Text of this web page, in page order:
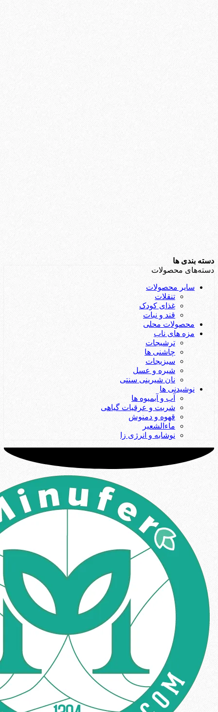
دسته بندی ها
دسته‌های محصولات
سایر محصولات
تنقلات
غذای کودک
قند و نبات
محصولات محلی
مزه های ناب
ترشیجات
چاشنی ها
سبزیجات
شیره و عسل
نان شیرینی سنتی
نوشیدنی ها
آب و آبمیوه ها
شربت و عرقیات گیاهی
قهوه و دمنوش
ماءالشعیر
نوشابه و انرژی زا